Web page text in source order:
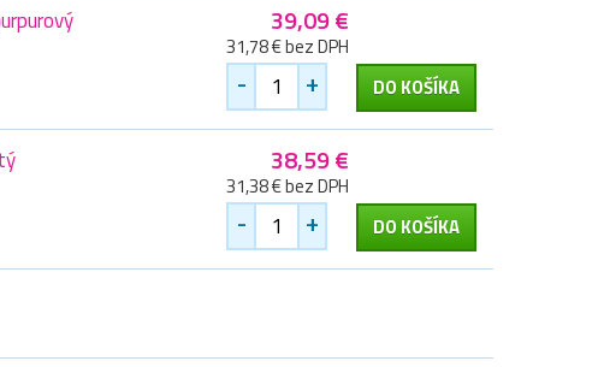
39,09 €
31,78 € bez DPH
- + DO KOŠÍKA
38,59 €
31,38 € bez DPH
- + DO KOŠÍKA